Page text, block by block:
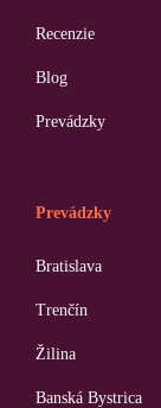
Recenzie
Blog
Prevádzky
Prevádzky
Bratislava
Trenčín
Žilina
Banská Bystrica